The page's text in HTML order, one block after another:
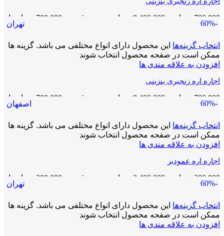
700,000 تومان 8,400,000 تومان
محدوده قیمت: 700,000 تومان تا
8,400,000 تومان
-60% تهران
انتخاب گزینه‌ها این محصول دارای انواع مختلفی می باشد. گزینه ها
ممکن است در صفحه محصول انتخاب شوند
افزودن به علاقه مندی ها
اجاره اره زنجیری بنزینی
700,000 تومان 8,400,000 تومان
محدوده قیمت: 700,000 تومان تا
8,400,000 تومان
-60% اصفهان
انتخاب گزینه‌ها این محصول دارای انواع مختلفی می باشد. گزینه ها
ممکن است در صفحه محصول انتخاب شوند
افزودن به علاقه مندی ها
اجاره اره عمودبر
200,000 تومان 2,400,000 تومان
محدوده قیمت: 200,000 تومان تا
2,400,000 تومان
-60% تهران
انتخاب گزینه‌ها این محصول دارای انواع مختلفی می باشد. گزینه ها
ممکن است در صفحه محصول انتخاب شوند
افزودن به علاقه مندی ها